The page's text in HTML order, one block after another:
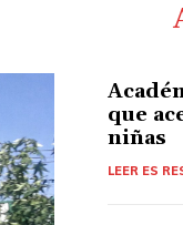
que
niñas
LEER ES